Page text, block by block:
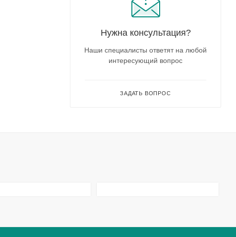
Нужна консультация?
Наши специалисты ответят на любой
интересующий вопрос
ЗАДАТЬ ВОПРОС